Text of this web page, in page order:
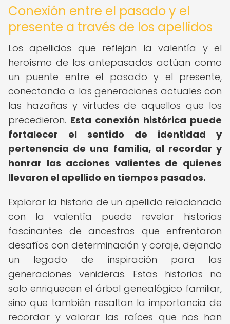
Conexión entre el pasado y el
presente a través de los apellidos
Los apellidos que reflejan la valentía y el
heroísmo de los antepasados actúan como
un puente entre el pasado y el presente,
conectando a las generaciones actuales con
las hazañas y virtudes de aquellos que los
precedieron. Esta conexión histórica puede
fortalecer el sentido de identidad y
pertenencia de una familia, al recordar y
honrar las acciones valientes de quienes
llevaron el apellido en tiempos pasados.
Explorar la historia de un apellido relacionado
con la valentía puede revelar historias
fascinantes de ancestros que enfrentaron
desafíos con determinación y coraje, dejando
un legado de inspiración para las
generaciones venideras. Estas historias no
solo enriquecen el árbol genealógico familiar,
sino que también resaltan la importancia de
recordar y valorar las raíces que nos han